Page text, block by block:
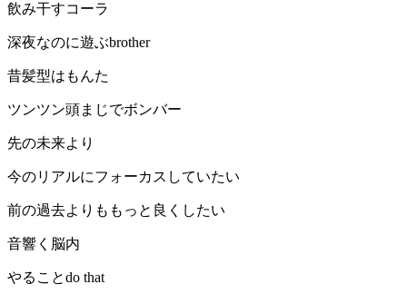
飲み干すコーラ
深夜なのに遊ぶbrother
昔髪型はもんた
ツンツン頭まじでボンバー
先の未来より
今のリアルにフォーカスしていたい
前の過去よりももっと良くしたい
音響く脳内
やることdo that